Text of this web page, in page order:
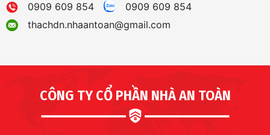
0909 609 854
0909 609 854
thachdn.nhaantoan@gmail.com
CÔNG TY CỔ PHẦN NHÀ AN TOÀN